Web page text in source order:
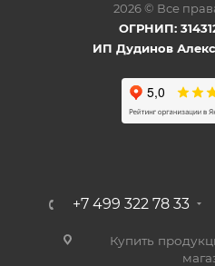
2026 © Все
ОГРНИП:
ИП Дудинов
+7 499 322 78 33
Купить